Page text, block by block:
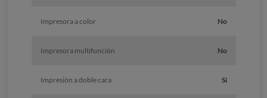
Impresora a color No
Impresora multifunción No
Impresión a doble cara Sí